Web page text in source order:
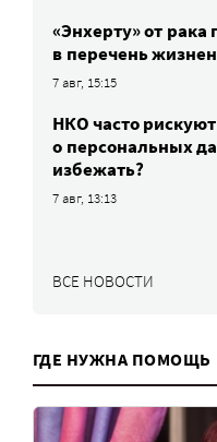
«Энхерту» от
в перечень
7 авг, 15:15
НКО часто
о персональных
избежать?
7 авг, 13:13
ВСЕ НОВОСТИ
ГДЕ НУЖНА ПОМОЩЬ